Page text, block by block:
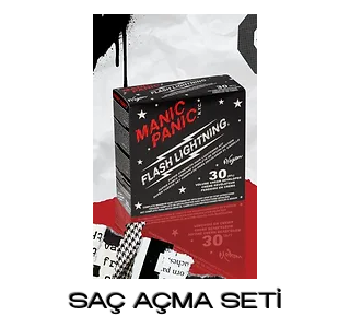
SAÇ AÇMA SETİ